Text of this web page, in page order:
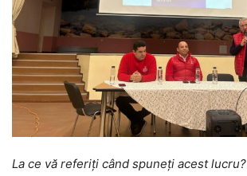
La ce vă referiți când spuneți acest lucru?